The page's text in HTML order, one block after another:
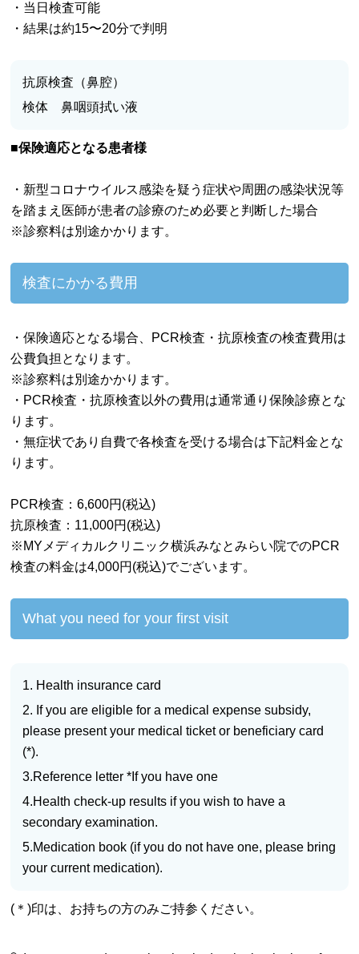
・当日検査可能
・結果は約15〜20分で判明
抗原検査（鼻腔）
検体 鼻咽頭拭い液
■保険適応となる患者様
・新型コロナウイルス感染を疑う症状や周囲の感染状況等
を踏まえ医師が患者の診療のため必要と判断した場合
※診察料は別途かかります。
検査にかかる費用
・保険適応となる場合、PCR検査・抗原検査の検査費用は
公費負担となります。
※診察料は別途かかります。
・PCR検査・抗原検査以外の費用は通常通り保険診療とな
ります。
・無症状であり自費で各検査を受ける場合は下記料金とな
ります。
PCR検査：6,600円(税込)
抗原検査：11,000円(税込)
※MYメディカルクリニック横浜みなとみらい院でのPCR
検査の料金は4,000円(税込)でございます。
What you need for your first visit
1. Health insurance card
2. If you are eligible for a medical expense subsidy,
please present your medical ticket or beneficiary card
(*).
3.Reference letter *If you have one
4.Health check-up results if you wish to have a
secondary examination.
5.Medication book (if you do not have one, please bring
your current medication).
(＊)印は、お持ちの方のみご持参ください。